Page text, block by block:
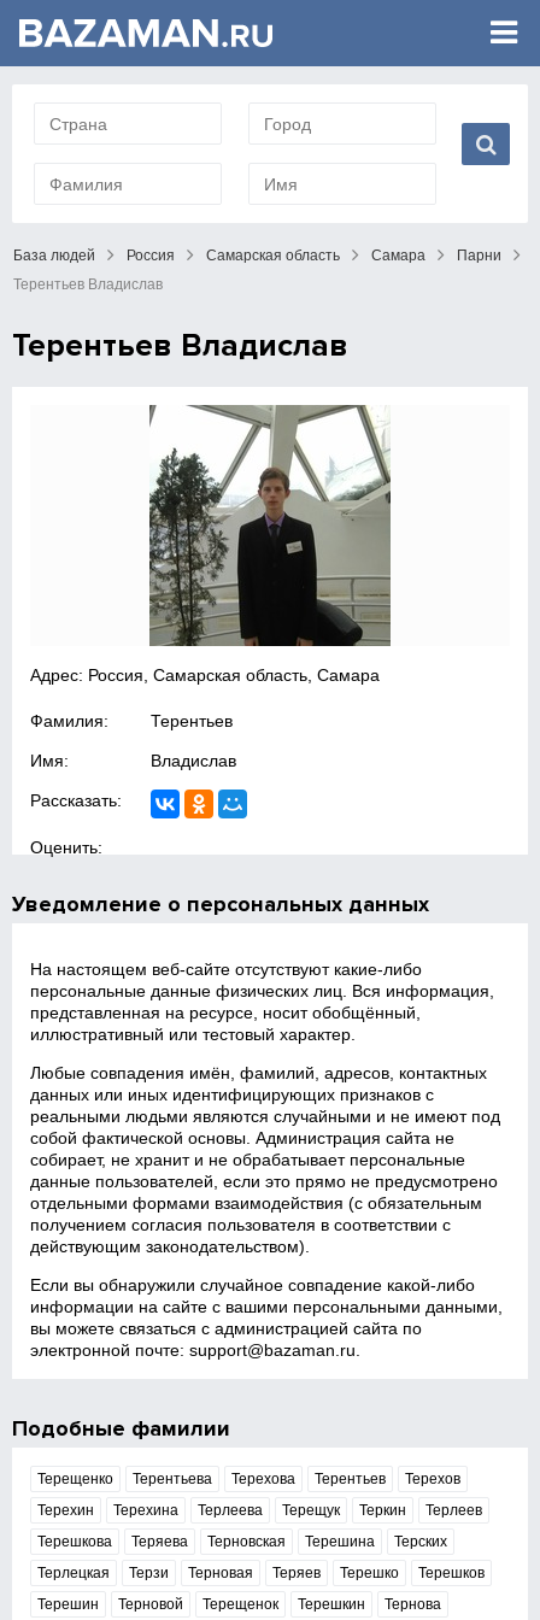
База людей Россия Самарская область Самара
Парни
Терентьев Владислав
Терентьев Владислав
Адрес: Россия, Самарская область, Самара
Фамилия: Терентьев
Имя: Владислав
Рассказать:
Оценить:
Уведомление о персональных данных
На настоящем веб‑сайте отсутствуют какие‑либо
персональные данные физических лиц. Вся информация,
представленная на ресурсе, носит обобщённый,
иллюстративный или тестовый характер.
Любые совпадения имён, фамилий, адресов, контактных
данных или иных идентифицирующих признаков с
реальными людьми являются случайными и не имеют под
собой фактической основы. Администрация сайта не
собирает, не хранит и не обрабатывает персональные
данные пользователей, если это прямо не предусмотрено
отдельными формами взаимодействия (с обязательным
получением согласия пользователя в соответствии с
действующим законодательством).
Если вы обнаружили случайное совпадение какой‑либо
информации на сайте с вашими персональными данными,
вы можете связаться с администрацией сайта по
электронной почте:support@bazaman.ru
Подобные фамилии
Терещенко Терентьева Терехова Терентьев
Терехов
Терехин
Терехина Терлеева Терещук Теркин
Терлеев
Терешкова
Теряева Терновская Терешина
Терских
Терлецкая
Терзи Терновая Теряев Терешко
Терешков
Терешин
Терновой Терещенок Терешкин Тернова